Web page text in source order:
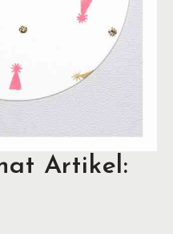
Artikel: